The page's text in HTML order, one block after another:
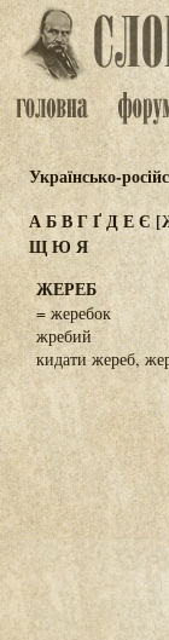
Українсько-
АБВГҐДЕЄ
ЩЮ Я
ЖЕРЕБ
= жеребок
жребий
кидати жереб,